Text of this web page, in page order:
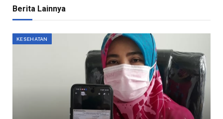
Berita Lainnya
KESEHATAN